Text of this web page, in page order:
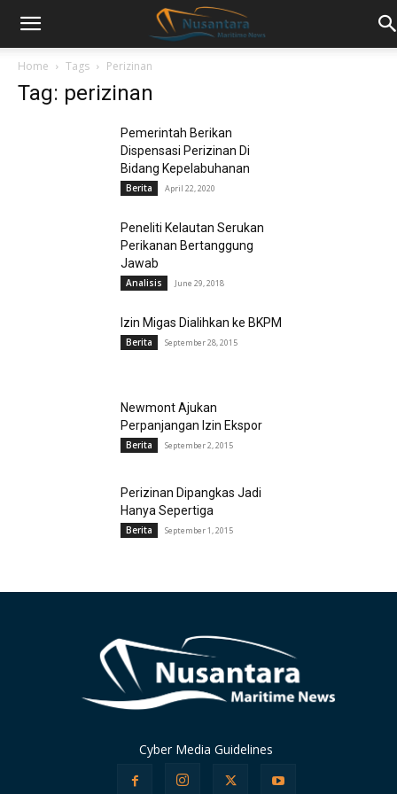
Home Tags Perizinan
Tag: perizinan
Pemerintah Berikan
Dispensasi Perizinan Di
Bidang Kepelabuhanan
Berita April 22, 2020
Peneliti Kelautan Serukan
Perikanan Bertanggung
Jawab
Analisis June 29, 2018
Izin Migas Dialihkan ke BKPM
Berita September 28, 2015
Newmont Ajukan
Perpanjangan Izin Ekspor
Berita September 2, 2015
Perizinan Dipangkas Jadi
Hanya Sepertiga
Berita September 1, 2015
Cyber Media Guidelines